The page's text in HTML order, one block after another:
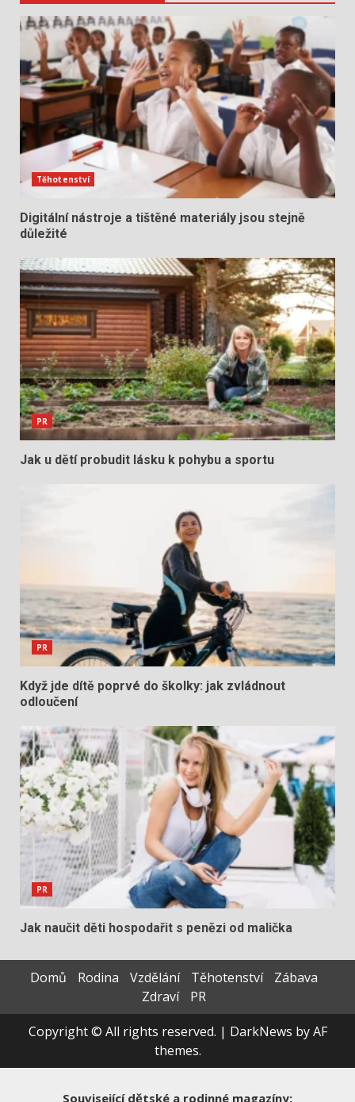
Těhotenství
Digitální nástroje a tištěné materiály jsou stejně
důležité
PR
Jak u dětí probudit lásku k pohybu a sportu
PR
Když jde dítě poprvé do školky: jak zvládnout
odloučení
PR
Jak naučit děti hospodařit s penězi od malička
Domů Rodina Vzdělání Těhotenství
Zábava
Zdraví
PR
Copyright © All rights reserved. | DarkNews by AF
themes.
Související dětské a rodinné magazíny: